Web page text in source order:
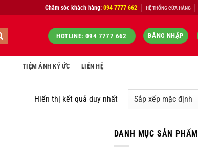
Chăm sóc khách hàng:094 7777 662 HỆ THỐNG CỬA HÀNG
HOTLINE: 094 7777 662 ĐĂNG NHẬP
TIỆM ẢNH KÝ ỨC LIÊN HỆ
Hiển thị kết quả duy nhất
DANH MỤC SẢN PHẨM